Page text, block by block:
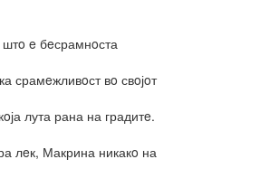
штo e бeсрамнoста
срамeжливoст вo свoјoт
лута рана на градитe.
лeк, Макрина никакo на